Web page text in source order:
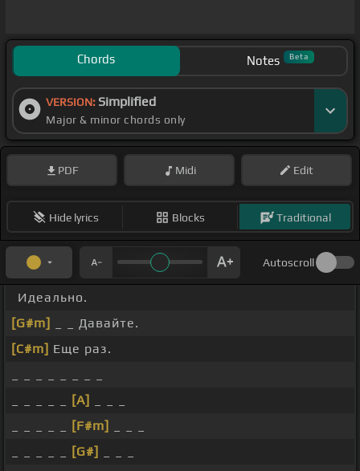
Chords Notes Beta
VERSION: Simplified
Major & minor chords only
PDF Midi Edit
Hide lyrics Blocks Traditional
Autoscroll
Идеально.
[G#m]
_ _ Давайте.
[C#m] Еще раз.
[A]
[F#m]
[G#]